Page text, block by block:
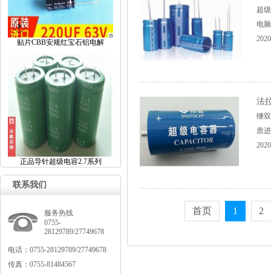
贴片CBB安规红宝石铝电解
正品导针超级电容2.7系列
联系我们
服务热线
0755-
28129789/27749678
电话：0755-28129789/27749678
传真：0755-81484567
超
电
法
继
质
首页 1 2